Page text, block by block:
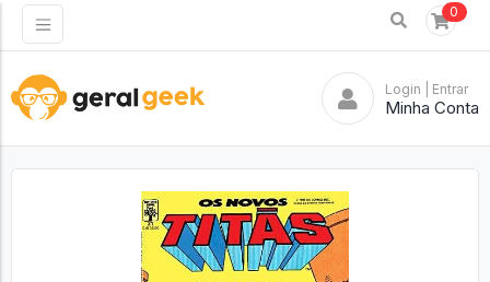
0
Login | Entrar
Minha Conta